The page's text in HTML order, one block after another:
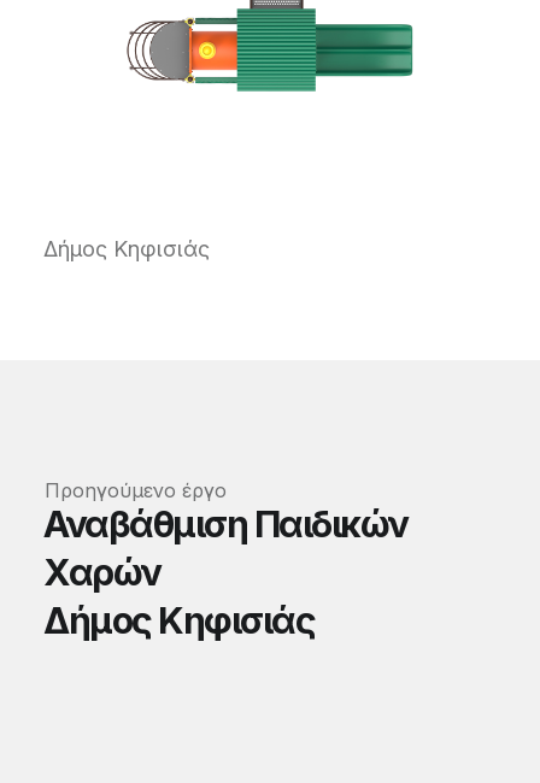
Δήμος Κηφισιάς
Προηγούμενο έργο
Αναβάθμιση Παιδικών
Χαρών
Δήμος Κηφισιάς